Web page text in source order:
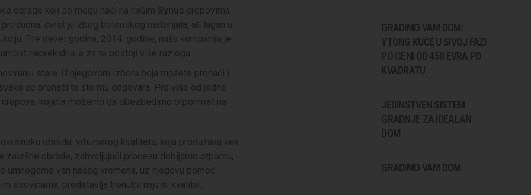
obrade koji se mogu naći na našim Synus crepovima.
čvrst je zbog betonskog materijala, ali lagan u
Pre devet godina, 2014. godine, naša kompanija je
neprekidna, a za to postoji više razloga.
stare. U njegovom izboru boja možete pronaći i
će pronaći to što mu odgovara. Pre više od jedne
kojima možemo da obezbedimo otpornost na
obradu vrhunskog kvaliteta, koja produžava vek
obrade, zahvaljujući procesu dobijamo otpornu,
van našeg vremena, uz njegovu pomoć
sirovinama, predstavlja trenutni najviši kvalitet.
GRADIMO VAM DOM:
YTONG KUĆE U SIVOJ FAZI
PO CENI OD 450 EVRA PO
KVADRATU
JEDINSTVEN SISTEM
GRADNJE ZA IDEALAN
DOM
GRADIMO VAM DOM